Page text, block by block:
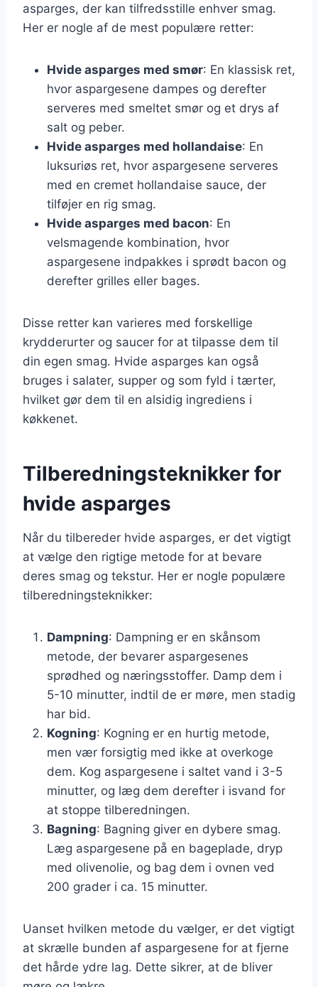
asparges, der kan tilfredsstille enhver smag.
Her er nogle af de mest populære retter:
Hvide asparges med smør: En klassisk ret,
hvor aspargesene dampes og derefter
serveres med smeltet smør og et drys af
salt og peber.
Hvide asparges med hollandaise: En
luksuriøs ret, hvor aspargesene serveres
med en cremet hollandaise sauce, der
tilføjer en rig smag.
Hvide asparges med bacon: En
velsmagende kombination, hvor
aspargesene indpakkes i sprødt bacon og
derefter grilles eller bages.
Disse retter kan varieres med forskellige
krydderurter og saucer for at tilpasse dem til
din egen smag. Hvide asparges kan også
bruges i salater, supper og som fyld i tærter,
hvilket gør dem til en alsidig ingrediens i
køkkenet.
Tilberedningsteknikker for
hvide asparges
Når du tilbereder hvide asparges, er det vigtigt
at vælge den rigtige metode for at bevare
deres smag og tekstur. Her er nogle populære
tilberedningsteknikker:
Dampning: Dampning er en skånsom
metode, der bevarer aspargesenes
sprødhed og næringsstoffer. Damp dem i
5-10 minutter, indtil de er møre, men stadig
har bid.
Kogning: Kogning er en hurtig metode,
men vær forsigtig med ikke at overkoge
dem. Kog aspargesene i saltet vand i 3-5
minutter, og læg dem derefter i isvand for
at stoppe tilberedningen.
Bagning: Bagning giver en dybere smag.
Læg aspargesene på en bageplade, dryp
med olivenolie, og bag dem i ovnen ved
200 grader i ca. 15 minutter.
Uanset hvilken metode du vælger, er det vigtigt
at skrælle bunden af aspargesene for at fjerne
det hårde ydre lag. Dette sikrer, at de bliver